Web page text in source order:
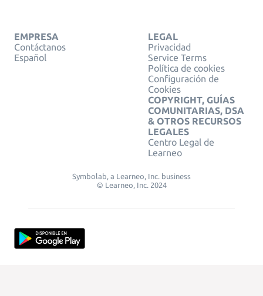
EMPRESA
Contáctanos
Español
LEGAL
Privacidad
Service Terms
Política de cookies
Configuración de
Cookies
COPYRIGHT, GUÍAS
COMUNITARIAS, DSA
& OTROS RECURSOS
LEGALES
Centro Legal de
Learneo
Symbolab, a Learneo, Inc. business
© Learneo, Inc. 2024